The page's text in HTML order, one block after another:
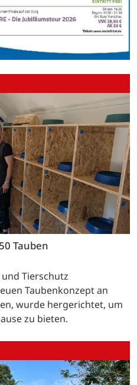
Tauben
Tierschutz
Taubenkonzept an
wurde hergerichtet, um
zu bieten.